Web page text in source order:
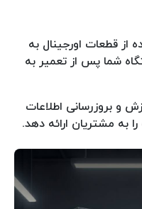
از قطعات اورجینال به
شما پس از تعمیر به
و بروزرسانی اطلاعات
به مشتریان ارائه دهد.